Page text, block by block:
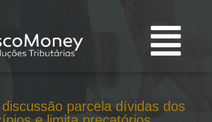
parcela dívidas dos